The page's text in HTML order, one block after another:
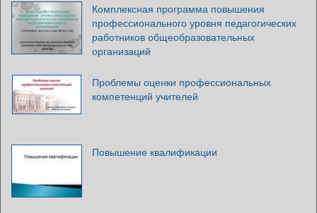
Комплексная программа повышения
профессионального уровня педагогических
работников общеобразовательных
организаций
Проблемы оценки профессиональных
компетенций учителей
Повышение квалификации